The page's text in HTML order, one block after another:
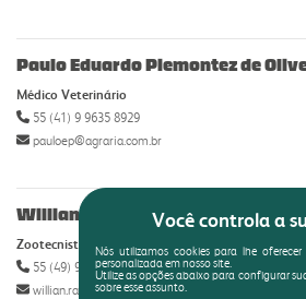
Paulo Eduardo Piemontez de
Médico Veterinário
55 (41) 9 9635 8929
pauloep@agraria.com.br
Willian Maurício Radavelli
Zootecnista
55 (49) 9 9984 5533
willian.radavelli@agraria.com.br
Você controla a
Nós utilizamos cookies para lhe
personalizada em nosso site.
Utilize as opções abaixo para configurar
sobre esse assunto.